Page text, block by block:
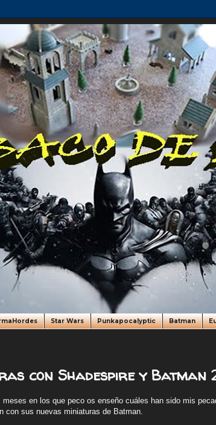
Star Wars Punkapocalyptic Batman
con Shadespire y Batman
meses en los que peco os enseño cuáles han sido mis
con sus nuevas miniaturas de Batman.